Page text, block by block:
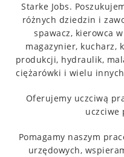
Starke Jobs.
różnych dziedzin i
spawacz, kierowca
magazynier, kucharz,
produkcji, hydraulik,
ciężarówki i wielu
Oferujemy uczciwą
uczciwe
Pomagamy naszym
urzędowych,